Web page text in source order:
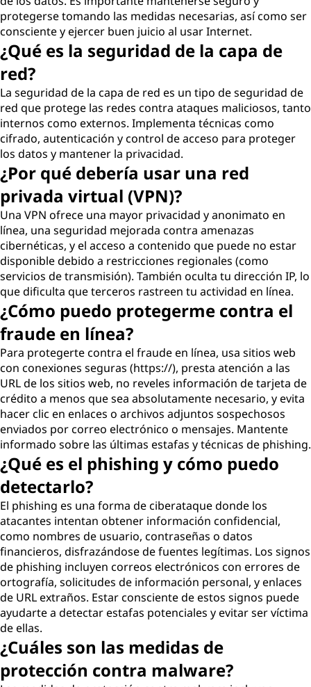
protegerse tomando las medidas necesarias, así como ser
consciente y ejercer buen juicio al usar Internet.
¿Qué es la seguridad de la capa de
red?
La seguridad de la capa de red es un tipo de seguridad de
red que protege las redes contra ataques maliciosos, tanto
internos como externos. Implementa técnicas como
cifrado, autenticación y control de acceso para proteger
los datos y mantener la privacidad.
¿Por qué debería usar una red
privada virtual (VPN)?
Una VPN ofrece una mayor privacidad y anonimato en
línea, una seguridad mejorada contra amenazas
cibernéticas, y el acceso a contenido que puede no estar
disponible debido a restricciones regionales (como
servicios de transmisión). También oculta tu dirección IP, lo
que dificulta que terceros rastreen tu actividad en línea.
¿Cómo puedo protegerme contra el
fraude en línea?
Para protegerte contra el fraude en línea, usa sitios web
con conexiones seguras (https://), presta atención a las
URL de los sitios web, no reveles información de tarjeta de
crédito a menos que sea absolutamente necesario, y evita
hacer clic en enlaces o archivos adjuntos sospechosos
enviados por correo electrónico o mensajes. Mantente
informado sobre las últimas estafas y técnicas de phishing.
¿Qué es el phishing y cómo puedo
detectarlo?
El phishing es una forma de ciberataque donde los
atacantes intentan obtener información confidencial,
como nombres de usuario, contraseñas o datos
financieros, disfrazándose de fuentes legítimas. Los signos
de phishing incluyen correos electrónicos con errores de
ortografía, solicitudes de información personal, y enlaces
de URL extraños. Estar consciente de estos signos puede
ayudarte a detectar estafas potenciales y evitar ser víctima
de ellas.
¿Cuáles son las medidas de
protección contra malware?